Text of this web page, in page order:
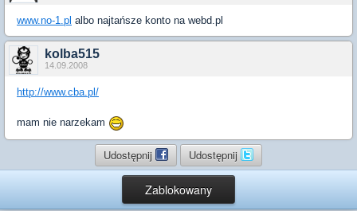
www.no-1.pl albo najtańsze konto na webd.pl
kolba515
14.09.2008
http://www.cba.pl/
mam nie narzekam
Udostępnij Udostępnij
Zablokowany